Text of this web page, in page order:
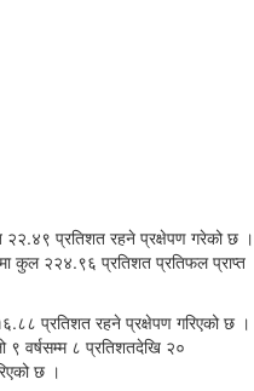
प्रतिशत रहने प्रक्षेपण गरेको छ ।
कुल २२४.९६ प्रतिशत प्रतिफल प्राप्त
प्रतिशत रहने प्रक्षेपण गरिएको छ ।
९ वर्षसम्म ८ प्रतिशतदेखि २०
छ ।